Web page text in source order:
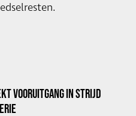
VOORUITGANG IN STRIJD